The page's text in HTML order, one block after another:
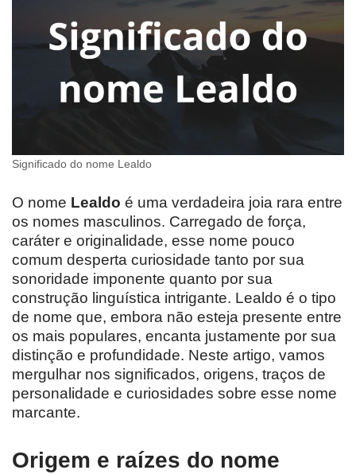
Significado do nome Lealdo
O nome Lealdo é uma verdadeira joia rara entre
os nomes masculinos. Carregado de força,
caráter e originalidade, esse nome pouco
comum desperta curiosidade tanto por sua
sonoridade imponente quanto por sua
construção linguística intrigante. Lealdo é o tipo
de nome que, embora não esteja presente entre
os mais populares, encanta justamente por sua
distinção e profundidade. Neste artigo, vamos
mergulhar nos significados, origens, traços de
personalidade e curiosidades sobre esse nome
marcante.
Origem e raízes do nome